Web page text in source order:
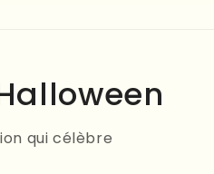
qui célèbre